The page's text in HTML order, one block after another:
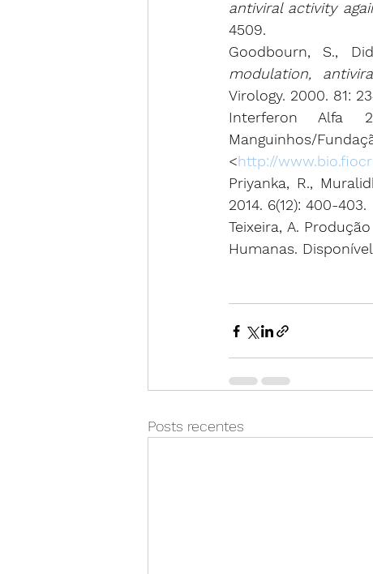
antiviral activity
4509.
Goodbourn, S.,
modulation,
Virology. 2000. 81:
Interferon Alfa
<http://
Priyanka, R.,
2014. 6(12): 400-403.
Teixeira, A.
Humanas.
Posts recentes